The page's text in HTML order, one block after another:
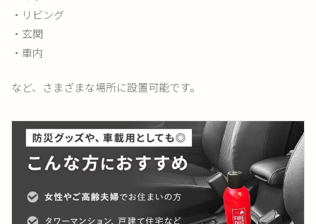
・リビング
・玄関
・車内
など、さまざまな場所に設置可能です。